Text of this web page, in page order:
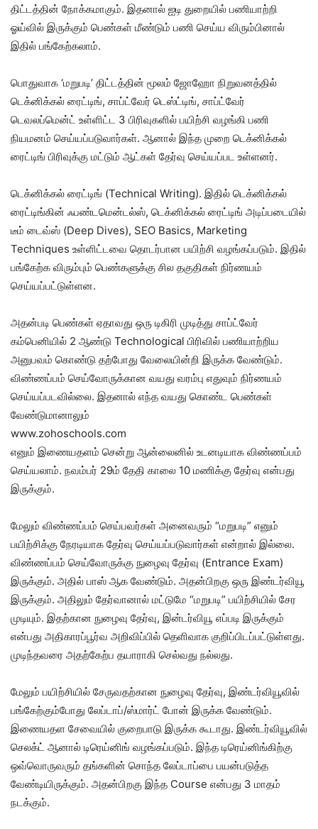
திட்டத்தின் நோக்கமாகும். இதனால் ஐடி துறையில் பணியாற்றி
ஓய்வில் இருக்கும் பெண்கள் மீண்டும் பணி செய்ய விரும்பினால்
இதில் பங்கேற்கலாம்.
பொதுவாக ‘மறுபடி’ திட்டத்தின் மூலம் ஜோஹோ நிறுவனத்தில்
டெக்னிக்கல் ரைட்டிங், சாப்ட்வேர் டெஸ்ட்டிங், சாப்ட்வேர்
டெவலப்மென்ட் உள்ளிட்ட 3 பிரிவுகளில் பயிற்சி வழங்கி பணி
நியமனம் செய்யப்படுவார்கள். ஆனால் இந்த முறை டெக்னிக்கல்
ரைட்டிங் பிரிவுக்கு மட்டும் ஆட்கள் தேர்வு செய்யப்பட உள்ளனர்.
டெக்னிக்கல் ரைட்டிங் (Technical Writing). இதில் டெக்னிக்கல்
ரைட்டிங்கின் ஃபண்டமென்டல்ஸ், டெக்னிக்கல் ரைட்டிங் அடிப்படையில்
டீம் டைவ்ஸ் (Deep Dives), SEO Basics, Marketing
Techniques உள்ளிட்டவை தொடர்பான பயிற்சி வழங்கப்படும். இதில்
பங்கேற்க விரும்பும் பெண்களுக்கு சில தகுதிகள் நிர்ணயம்
செய்யப்பட்டுள்ளன.
அதன்படி பெண்கள் ஏதாவது ஒரு டிகிரி முடித்து சாப்ட்வேர்
கம்பெனியில் 2 ஆண்டு Technological பிரிவில் பணியாற்றிய
அனுபவம் கொண்டு தற்போது வேலையின்றி இருக்க வேண்டும்.
விண்ணப்பம் செய்வோருக்கான வயது வரம்பு எதுவும் நிர்ணயம்
செய்யப்படவில்லை. இதனால் எந்த வயது கொண்ட பெண்கள்
வேண்டுமானாலும்
www.zohoschools.com
எனும் இணையதளம் சென்று ஆன்லைனில் உடனடியாக விண்ணப்பம்
செய்யலாம். நவம்பர் 29ம் தேதி காலை 10 மணிக்கு தேர்வு என்பது
இருக்கும்.
மேலும் விண்ணப்பம் செய்பவர்கள் அனைவரும் “மறுபடி” எனும்
பயிற்சிக்கு நேரடியாக தேர்வு செய்யப்படுவார்கள் என்றால் இல்லை.
விண்ணப்பம் செய்வோருக்கு நுழைவு தேர்வு (Entrance Exam)
இருக்கும். அதில் பாஸ் ஆக வேண்டும். அதன்பிறகு ஒரு இண்டர்வியூ
இருக்கும். அதிலும் தேர்வானால் மட்டுமே “மறுபடி” பயிற்சியில் சேர
முடியும். இதற்கான நுழைவு தேர்வு, இன்டர்வியூ எப்படி இருக்கும்
என்பது அதிகாரப்பூர்வ அறிவிப்பில் தெளிவாக குறிப்பிடப்பட்டுள்ளது.
முடிந்தவரை அதற்கேற்ப தயாராகி செல்வது நல்லது.
மேலும் பயிற்சியில் சேருவதற்கான நுழைவு தேர்வு, இண்டர்வியூவில்
பங்கேற்கும்போது லேப்டாப்/ஸ்மார்ட் போன் இருக்க வேண்டும்.
இணையதள சேவையில் குறைபாடு இருக்க கூடாது. இண்டர்வியூவில்
செலக்ட் ஆனால் டிரெய்னிங் வழங்கப்படும். இந்த டிரெய்னிங்கிற்கு
ஒவ்வொருவரும் தங்களின் சொந்த லேப்டாப்பை பயன்படுத்த
வேண்டியிருக்கும். அதன்பிறகு இந்த Course என்பது 3 மாதம்
நடக்கும்.